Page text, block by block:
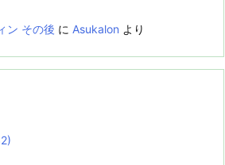
ン その後 に Asukalon より